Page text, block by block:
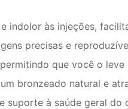
indolor às injeções,
precisas e
que você o leve
bronzeado natural e
suporte à saúde geral do